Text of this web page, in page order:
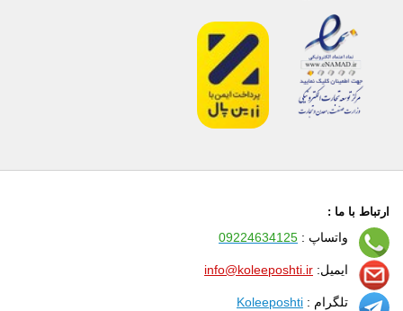
ارتباط با ما :
واتساپ : 09224634125
ایمیل: info@koleeposhti.ir
تلگرام : Koleeposhti